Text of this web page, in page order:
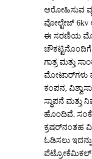
ಆರೋಹಿಸುವ
ವೋಲ್ಟೇಜ್ 6kv
ಈ ಸರಣಿಯ
ಚೌಕಟ್ಟಿನೊಂದಿಗೆ
ಗಾತ್ರ ಮತ್ತು
ಮೋಟಾರ್‌ಗಳು
ಕಂಪನ,
ಸ್ಥಾಪನೆ ಮತ್ತು
ಹೊಂದಿವೆ.
ಕ್ರಷರ್‌ನಂತಹ
ಓಡಿಸಲು
ಪೆಟ್ರೋಕೆಮಿಕಲ್,